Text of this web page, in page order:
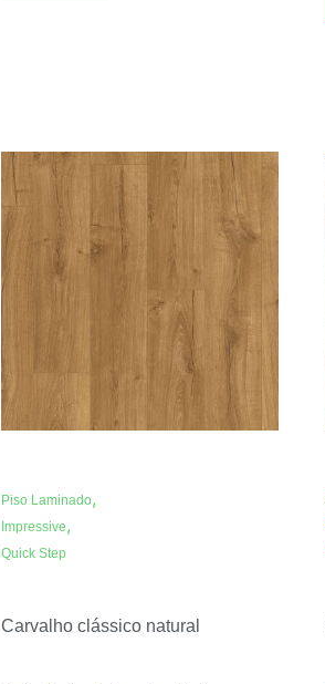
Piso Laminado,
Impressive,
Quick Step
Carvalho clássico natural